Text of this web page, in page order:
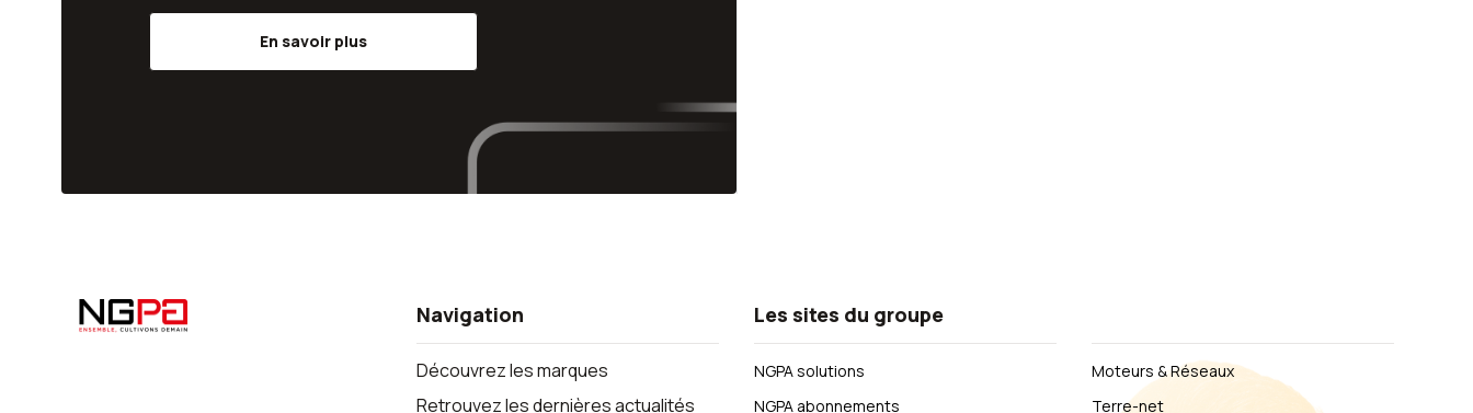
En savoir plus
Navigation
Découvrez les marques
Retrouvez les dernières actualités
Les sites du groupe
NGPA solutions
NGPA abonnements
Moteurs & Réseaux
Terre-net